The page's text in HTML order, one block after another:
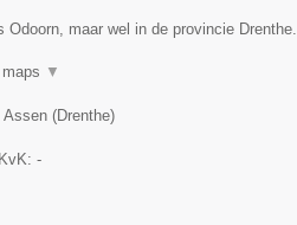
Odoorn, maar wel in de provincie Drenthe.
▼
Assen(Drenthe)
-